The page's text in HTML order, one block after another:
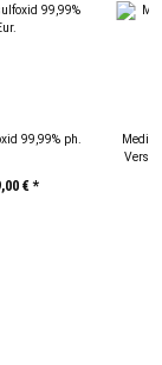
99,99% ph.
€*